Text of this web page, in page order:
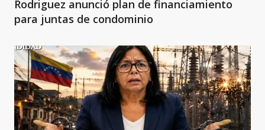
Rodriguez anunció plan de financiamiento
para juntas de condominio